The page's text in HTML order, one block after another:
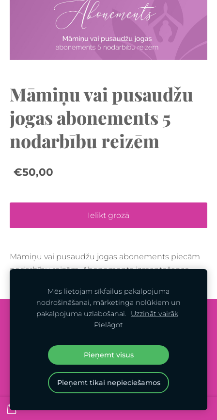
Māmiņu vai pusaudžu
jogas abonements 5
nodarbību reizēm
€50,00
Ielikt grozā
Māmiņu vai pusaudžu jogas abonements piecām
nodarbību reizēm. Abonementa izmantošanas
Sīkdatnes
© 2023 - FEMININI - ALL RIGHTS RESERVED
Mēs lietojam sīkfailus pakalpojuma
nodrošināšanai, mārketinga nolūkiem un
pakalpojuma uzlabošanai.
Uzzināt vairāk
Pielāgot
Pieņemt visus
Pieņemt tikai nepieciešamos